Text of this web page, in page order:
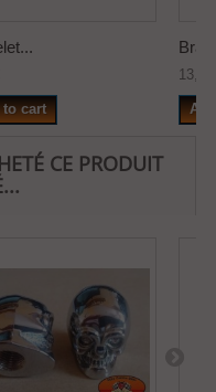
to cart
CE PRODUIT